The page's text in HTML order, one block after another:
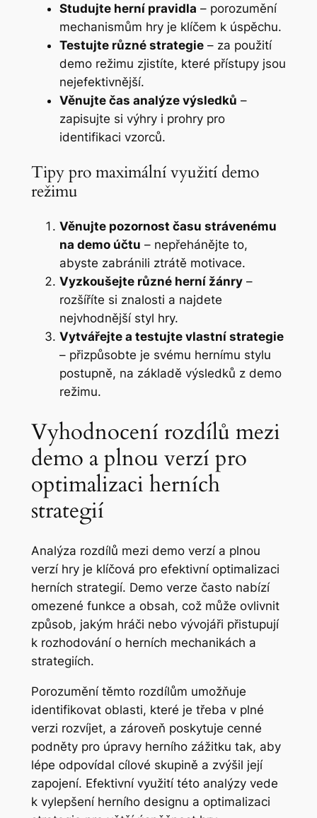
Studujte herní pravidla – porozumění
mechanismům hry je klíčem k úspěchu.
Testujte různé strategie– za použití
demo režimu zjistíte, které přístupy jsou
nejefektivnější.
Věnujte čas analýze výsledků –
zapisujte si výhry i prohry pro
identifikaci vzorců.
Tipy pro maximální využití demo
režimu
Věnujte pozornost času strávenému
na demo účtu – nepřehánějte to,
abyste zabránili ztrátě motivace.
Vyzkoušejte různé herní žánry–
rozšíříte si znalosti a najdete
nejvhodnější styl hry.
Vytvářejte a testujte vlastní strategie
– přizpůsobte je svému hernímu stylu
postupně, na základě výsledků z demo
režimu.
Vyhodnocení rozdílů mezi
demo a plnou verzí pro
optimalizaci herních
strategií
Analýza rozdílů mezi demo verzí a plnou
verzí hry je klíčová pro efektivní optimalizaci
herních strategií. Demo verze často nabízí
omezené funkce a obsah, což může ovlivnit
způsob, jakým hráči nebo vývojáři přistupují
k rozhodování o herních mechanikách a
strategiích.
Porozumění těmto rozdílům umožňuje
identifikovat oblasti, které je třeba v plné
verzi rozvíjet, a zároveň poskytuje cenné
podněty pro úpravy herního zážitku tak, aby
lépe odpovídal cílové skupině a zvýšil její
zapojení. Efektivní využití této analýzy vede
k vylepšení herního designu a optimalizaci